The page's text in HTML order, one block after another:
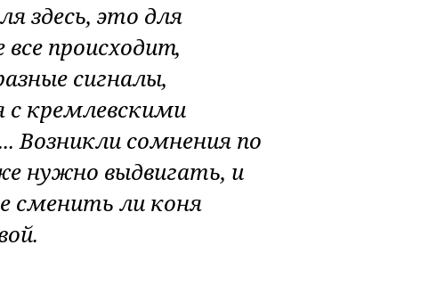
здесь, это для
происходит,
сигналы,
с кремлевскими
Возникли сомнения по
нужно выдвигать, и
сменить ли коня